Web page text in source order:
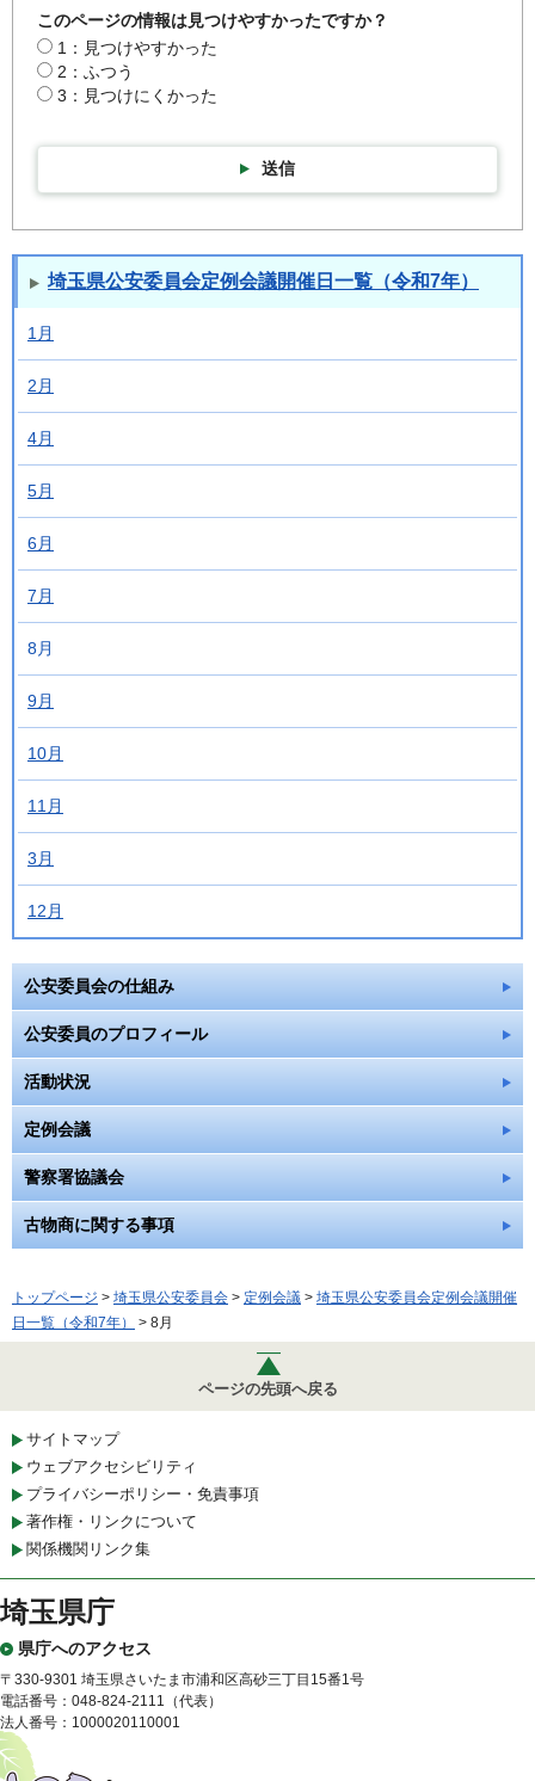
このページの情報は見つけやすかったですか？
1：見つけやすかった
2：ふつう
3：見つけにくかった
送信
埼玉県公安委員会定例会議開催日一覧（令和7年）
1月
2月
4月
5月
6月
7月
8月
9月
10月
11月
3月
12月
公安委員会の仕組み
公安委員のプロフィール
活動状況
定例会議
警察署協議会
古物商に関する事項
トップページ > 埼玉県公安委員会 > 定例会議 > 埼玉県公安委員会定例会議開催
日一覧（令和7年）
> 8月
ページの先頭へ戻る
サイトマップ
ウェブアクセシビリティ
プライバシーポリシー・免責事項
著作権・リンクについて
関係機関リンク集
埼玉県庁
県庁へのアクセス
〒330-9301 埼玉県さいたま市浦和区高砂三丁目15番1号
電話番号：048-824-2111（代表）
法人番号：1000020110001